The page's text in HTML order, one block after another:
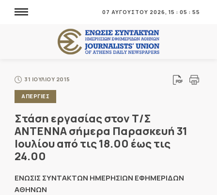
07 ΑΥΓΟΥΣΤΟΥ 2026, 15 : 05 : 56
31 ΙΟΥΛΙΟΥ 2015
ΑΠΕΡΓΙΕΣ
Στάση εργασίας στον Τ/Σ
ΑΝΤΕΝΝΑ σήμερα Παρασκευή 31
Ιουλίου από τις 18.00 έως τις
24.00
ΕΝΩΣΙΣ ΣΥΝΤΑΚΤΩΝ ΗΜΕΡΗΣΙΩΝ ΕΦΗΜΕΡΙΔΩΝ
ΑΘΗΝΩΝ